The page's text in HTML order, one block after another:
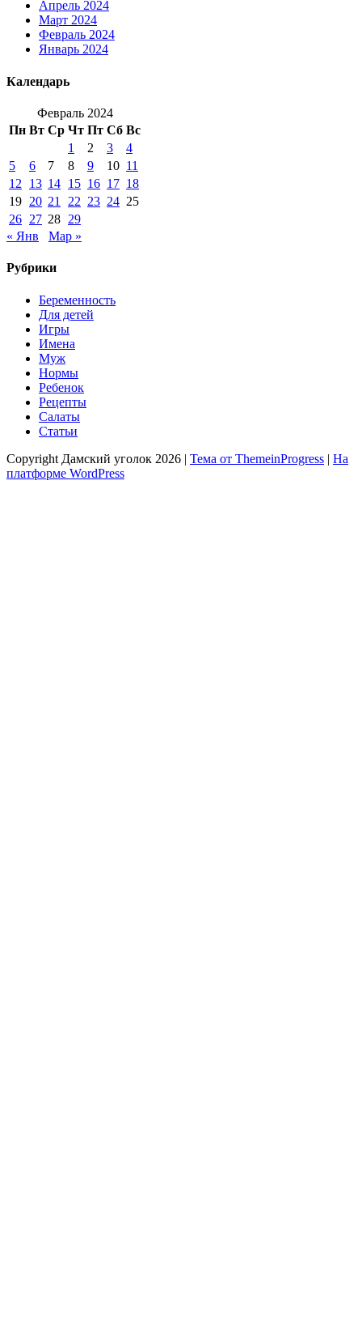
Апрель 2024
Март 2024
Февраль 2024
Январь 2024
Календарь
Февраль 2024
Пн Вт Ср Чт Пт Сб Вс
1
2 3
4
5
6 7 8 9 10 11
12
13 14 15 16 17 18
19 20 21 22 23 24 25
26 27 28 29
« Янв
Мар »
Рубрики
Беременность
Для детей
Игры
Имена
Муж
Нормы
Ребенок
Рецепты
Салаты
Статьи
Copyright Дамский уголок 2026 | Тема от ThemeinProgress | На
платформе WordPress